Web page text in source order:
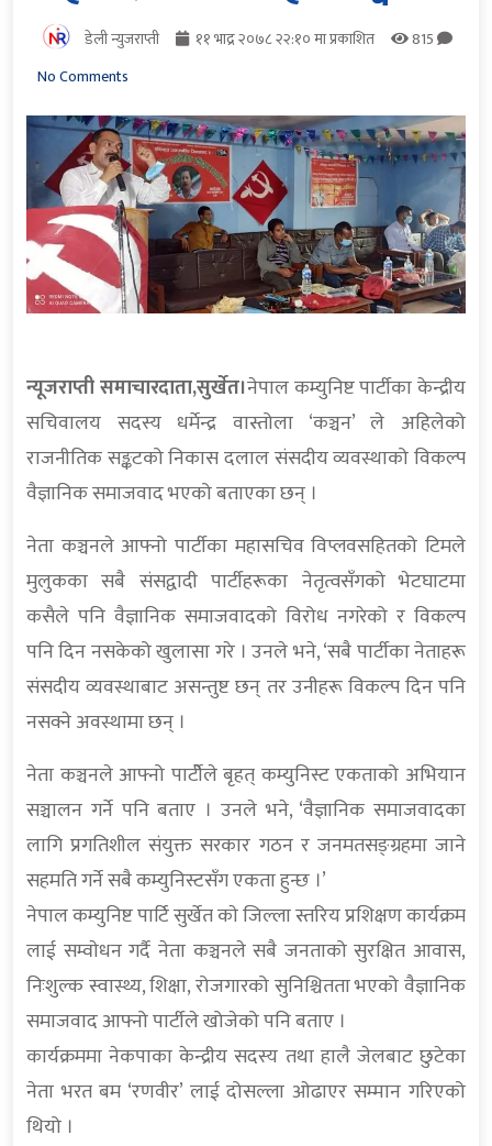
डेली न्युजराप्ती ११ भाद्र २०७८ २२:१० मा प्रकाशित
815
No Comments
न्यूजराप्ती समाचारदाता,सुर्खेत।नेपाल कम्युनिष्ट पार्टीका केन्द्रीय
सचिवालय सदस्य धर्मेन्द्र वास्तोला ‘कञ्चन’ ले अहिलेको
राजनीतिक सङ्कटको निकास दलाल संसदीय व्यवस्थाको विकल्प
वैज्ञानिक समाजवाद भएको बताएका छन् ।
नेता कञ्चनले आफ्नो पार्टीका महासचिव विप्लवसहितको टिमले
मुलुकका सबै संसद्वादी पार्टीहरूका नेतृत्वसँगको भेटघाटमा
कसैले पनि वैज्ञानिक समाजवादको विरोध नगरेको र विकल्प
पनि दिन नसकेको खुलासा गरे । उनले भने, ‘सबै पार्टीका नेताहरू
संसदीय व्यवस्थाबाट असन्तुष्ट छन् तर उनीहरू विकल्प दिन पनि
नसक्ने अवस्थामा छन् ।
नेता कञ्चनले आफ्नो पार्टीेले बृहत् कम्युनिस्ट एकताको अभियान
सञ्चालन गर्ने पनि बताए । उनले भने, ‘वैज्ञानिक समाजवादका
लागि प्रगतिशील संयुक्त सरकार गठन र जनमतसङ्ग्रहमा जाने
सहमति गर्ने सबै कम्युनिस्टसँग एकता हुन्छ ।’
नेपाल कम्युनिष्ट पार्टि सुर्खेत काे जिल्ला स्तरिय प्रशिक्षण कार्यक्रम
लाई सम्वाेधन गर्दै नेता कञ्चनले सबै जनताको सुरक्षित आवास,
निःशुल्क स्वास्थ्य, शिक्षा, रोजगारको सुनिश्चितता भएको वैज्ञानिक
समाजवाद आफ्नो पार्टीले खोजेको पनि बताए ।
कार्यक्रममा नेकपाका केन्द्रीय सदस्य तथा हालै जेलबाट छुटेका
नेता भरत बम ‘रणवीर’ लाई दोसल्ला ओढाएर सम्मान गरिएको
थियो ।